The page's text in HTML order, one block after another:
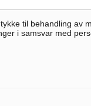
til behandling av
i samsvar med